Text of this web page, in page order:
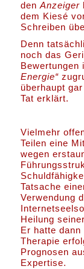
denAnzeiger
dem Kiesé
Schreiben
Denn
noch das
Energie“
überhaupt
Tat erklärt.
Vielmehr
Teilen eine
wegen
Tatsache
Verwendung
Heilung
Er hatte
Therapie
Prognosen
Expertise.